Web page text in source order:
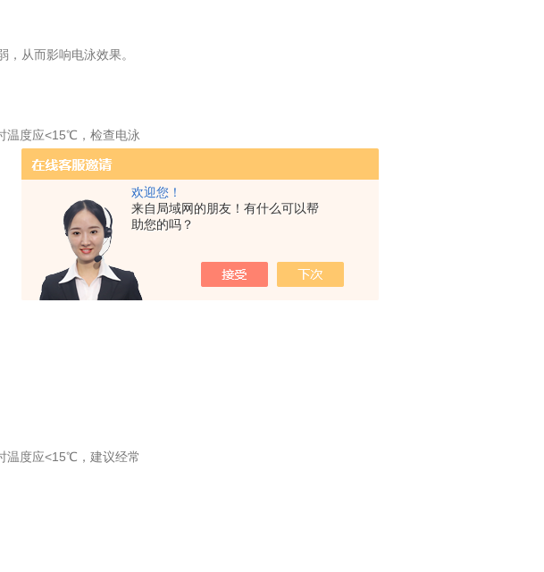
欢迎您！
来自局域网的朋友！有什么可以帮
助您的吗？
从而影响电泳效果。
温度应<15℃，检查电泳
温度应<15℃，建议经常